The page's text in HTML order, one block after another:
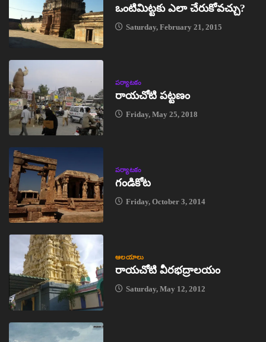
ఒంటిమిట్టకు ఎలా చేరుకోవచ్చు?
Saturday, February 21, 2015
పర్యాటకం
రాయచోటి పట్టణం
Friday, May 25, 2018
పర్యాటకం
గండికోట
Friday, October 3, 2014
ఆలయాలు
రాయచోటి వీరభద్రాలయం
Saturday, May 12, 2012